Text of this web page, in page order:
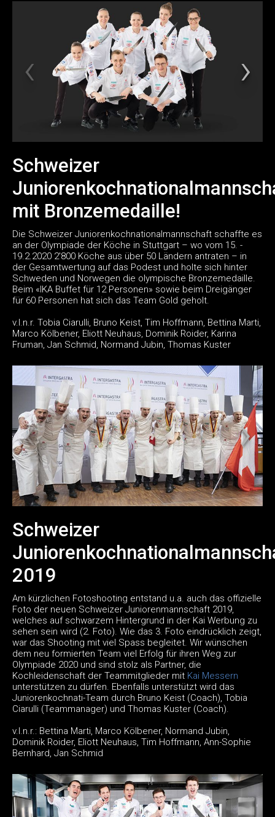
Schweizer
mit Bronzemedaille!
Die Schweizer Juniorenkochnationalmannschaft schaffte es
an der Olympiade der Köche in Stuttgart – wo vom 15. -
19.2.2020 2'800 Köche aus über 50 Ländern antraten – in
der Gesamtwertung auf das Podest und holte sich hinter
Schweden und Norwegen die olympische Bronzemedaille.
Beim «IKA Buffet für 12 Personen» sowie beim Dreigänger
für 60 Personen hat sich das Team Gold geholt.
v.l.n.r. Tobia Ciarulli, Bruno Keist, Tim Hoffmann, Bettina Marti,
Marco Kölbener, Eliott Neuhaus, Dominik Roider, Karina
Fruman, Jan Schmid, Normand Jubin, Thomas Kuster
Schweizer
2019
Am kürzlichen Fotoshooting entstand u.a. auch das offizielle
Foto der neuen Schweizer Juniorenmannschaft 2019,
welches auf schwarzem Hintergrund in der Kai Werbung zu
sehen sein wird (2. Foto). Wie das 3. Foto eindrücklich zeigt,
war das Shooting mit viel Spass begleitet. Wir wünschen
dem neu formierten Team viel Erfolg für ihren Weg zur
Olympiade 2020 und sind stolz als Partner, die
Kochleidenschaft der Teammitglieder mit Kai Messern
unterstützen zu dürfen. Ebenfalls unterstützt wird das
Juniorenkochnati-Team durch Bruno Keist (Coach), Tobia
Ciarulli (Teammanager) und Thomas Kuster (Coach).
v.l.n.r.: Bettina Marti, Marco Kölbener, Normand Jubin,
Dominik Roider, Eliott Neuhaus, Tim Hoffmann, Ann-Sophie
Bernhard, Jan Schmid